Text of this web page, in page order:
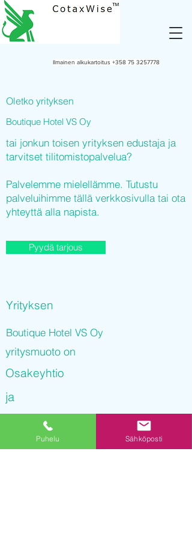
Ilmainen alkukartoitus +358 75 3257778
Oletko yrityksen
Boutique Hotel VS Oy
tai jonkun toisen yrityksen edustaja ja
tarvitset tilitomistopalvelua?
Palvelemme mielellämme. Tutustu
palveluihimme tällä verkkosivulla tai ota
yhteyttä alla napista.
Pyydä tarjous
Yrityksen
Boutique Hotel VS Oy
yritysmuoto on
Osakeyhtio
ja
Boutique Hotel VS Oy
on rekisteröity kaupparekisteriin
Puhelu Sähköposti